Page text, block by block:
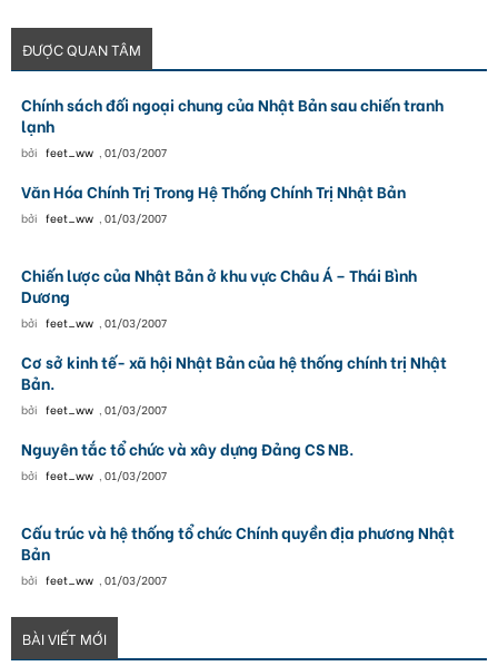
ĐƯỢC QUAN TÂM
Chính sách đối ngoại chung của Nhật Bản sau chiến tranh
lạnh
bởi feet_ww , 01/03/2007
Văn Hóa Chính Trị Trong Hệ Thống Chính Trị Nhật Bản
bởi feet_ww , 01/03/2007
Chiến lược của Nhật Bản ở khu vực Châu Á – Thái Bình
Dương
bởi feet_ww , 01/03/2007
Cơ sở kinh tế- xã hội Nhật Bản của hệ thống chính trị Nhật
Bản.
bởi feet_ww , 01/03/2007
Nguyên tắc tổ chức và xây dựng Đảng CS NB.
bởi feet_ww , 01/03/2007
Cấu trúc và hệ thống tổ chức Chính quyền địa phương Nhật
Bản
bởi feet_ww , 01/03/2007
BÀI VIẾT MỚI